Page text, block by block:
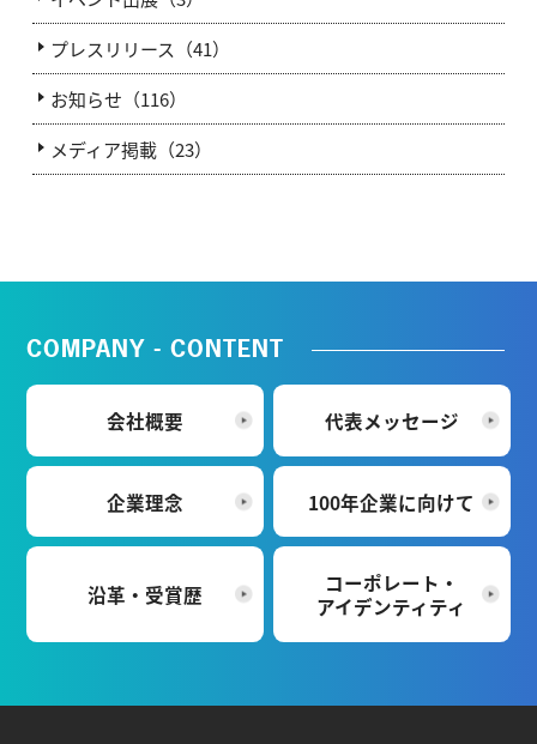
プレスリリース（41）
お知らせ（116）
メディア掲載（23）
COMPANY - CONTENT
会社概要 代表メッセージ
企業理念 100年企業に向けて
沿革・受賞歴
コーポレート・
アイデンティティ